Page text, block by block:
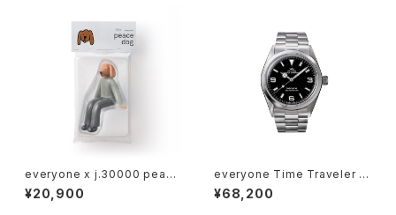
everyone x j.30000 peace
dog 2026
¥20,900
everyone Time Traveler b
y VAGUE WATCH CO.
¥68,200